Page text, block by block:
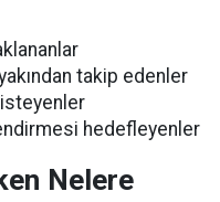
takip edenler
isteyenler
hedefleyenler
Nelere